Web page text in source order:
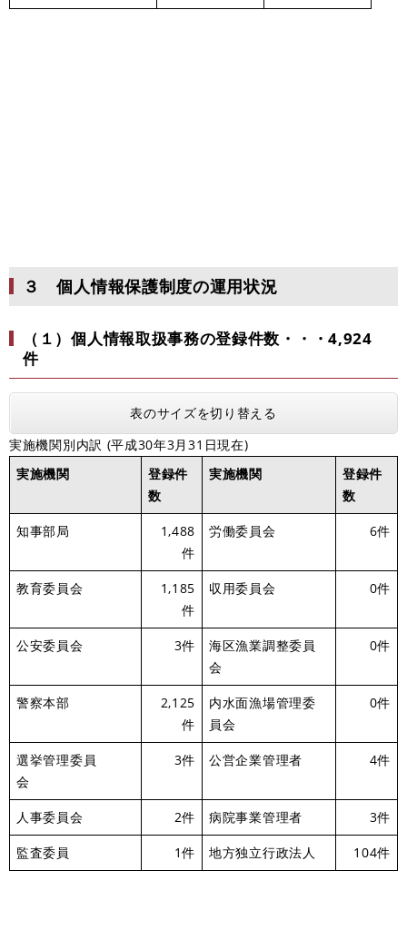
３ 個人情報保護制度の運用状況
（１）個人情報取扱事務の登録件数・・・4,924
件
表のサイズを切り替える
実施機関
登録件
数
実施機関
登録件
数
知事部局
1,488
件
労働委員会 6件
教育委員会
1,185
件
収用委員会 0件
公安委員会 3件
海区漁業調整委員
会
0件
警察本部
2,125
件
内水面漁場管理委
員会
0件
選挙管理委員
会
3件 公営企業管理者 4件
人事委員会 2件 病院事業管理者 3件
監査委員 1件 地方独立行政法人 104件
実施機関別内訳 (平成30年3月31日現在)